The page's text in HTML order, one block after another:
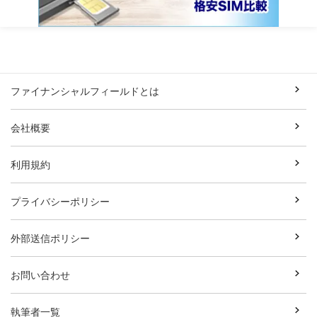
ファイナンシャルフィールドとは
会社概要
利用規約
プライバシーポリシー
外部送信ポリシー
お問い合わせ
執筆者一覧